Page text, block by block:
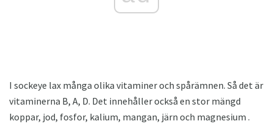
I sockeye lax många olika vitaminer och spårämnen. Så det är
vitaminerna B, A, D. Det innehåller också en stor mängd
koppar, jod, fosfor, kalium, mangan, järn och magnesium .